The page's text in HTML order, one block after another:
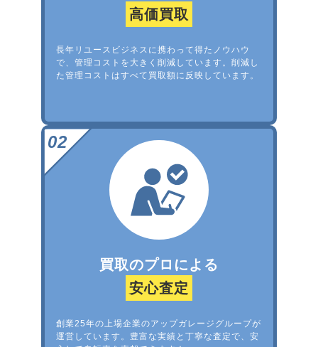
高価買取
長年リユースビジネスに携わって得たノウハウ
で、管理コストを大きく削減しています。削減し
た管理コストはすべて買取額に反映しています。
買取のプロによる
安心査定
創業25年の上場企業のアップガレージグループが
運営しています。豊富な実績と丁寧な査定で、安